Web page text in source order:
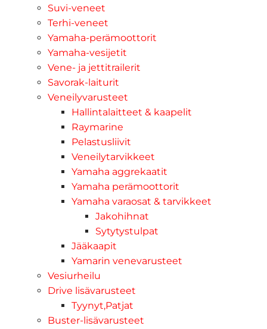
Suvi-veneet
Terhi-veneet
Yamaha-perämoottorit
Yamaha-vesijetit
Vene- ja jettitrailerit
Savorak-laiturit
Veneilyvarusteet
Hallintalaitteet & kaapelit
Raymarine
Pelastusliivit
Veneilytarvikkeet
Yamaha aggrekaatit
Yamaha perämoottorit
Yamaha varaosat & tarvikkeet
Jakohihnat
Sytytystulpat
Jääkaapit
Yamarin venevarusteet
Vesiurheilu
Drive lisävarusteet
Tyynyt,Patjat
Buster-lisävarusteet